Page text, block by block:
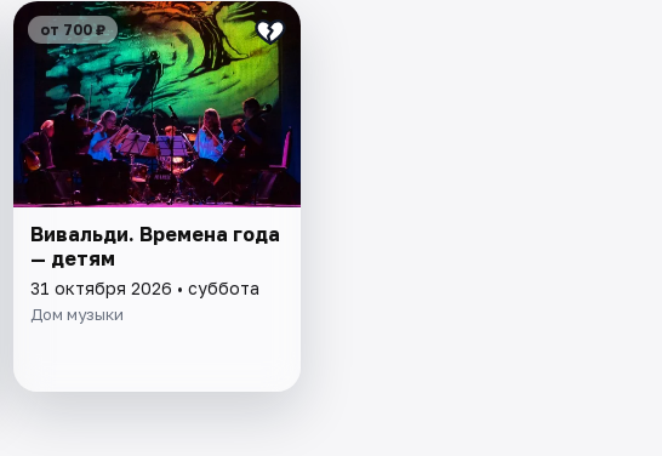
от 700 ₽
Вивальди. Времена года
— детям
31 октября 2026 • суббота
Дом музыки